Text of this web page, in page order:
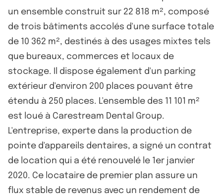
un ensemble construit sur 22 818 m², composé
de trois bâtiments accolés d'une surface totale
de 10 362 m², destinés à des usages mixtes tels
que bureaux, commerces et locaux de
stockage. Il dispose également d'un parking
extérieur d'environ 200 places pouvant être
étendu à 250 places. L'ensemble des 11 101 m²
est loué à Carestream Dental Group.
L'entreprise, experte dans la production de
pointe d'appareils dentaires, a signé un contrat
de location qui a été renouvelé le 1er janvier
2020. Ce locataire de premier plan assure un
flux stable de revenus avec un rendement de